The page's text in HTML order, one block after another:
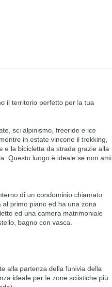
il territorio perfetto per la tua
sci alpinismo, freeride e ice
in estate vincono il trekking,
e la bicicletta da strada grazie alla
Questo luogo è ideale se non ami
di un condominio chiamato
al primo piano ed ha una zona
ed una camera matrimoniale
bagno con vasca.
alla partenza della funivia della
ideale per le zone sciistiche più